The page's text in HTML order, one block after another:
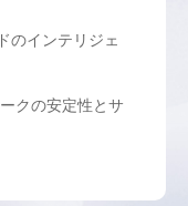
のインテリジェ
クの安定性とサ